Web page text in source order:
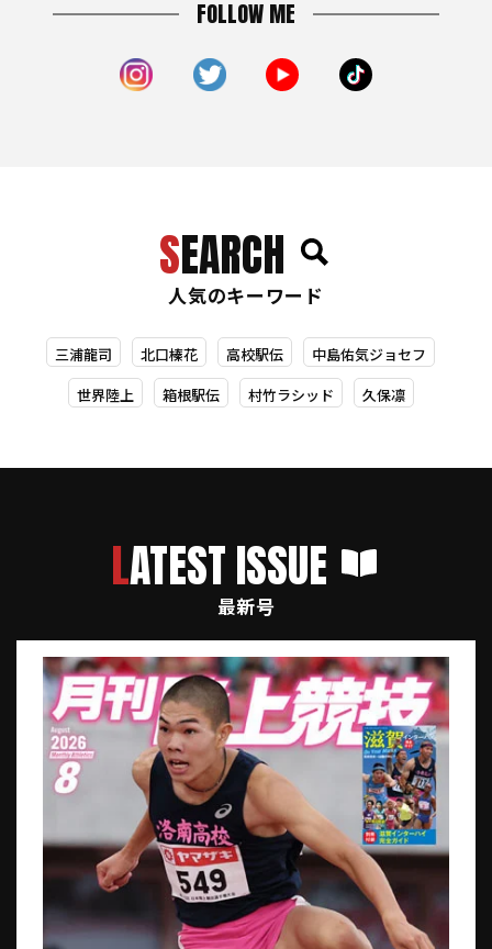
FOLLOW ME
SEARCH
人気のキーワード
三浦龍司 北口榛花 高校駅伝 中島佑気ジョセフ
世界陸上 箱根駅伝 村竹ラシッド 久保凛
LATEST ISSUE
最新号